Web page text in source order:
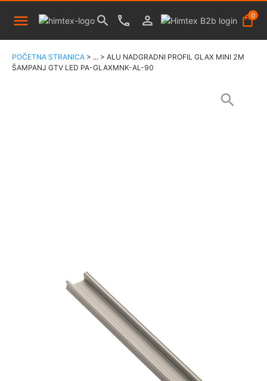
0
POČETNA STRANICA > ... > ALU NADGRADNI PROFIL GLAX MINI 2M
ŠAMPANJ GTV LED PA-GLAXMNK-AL-90